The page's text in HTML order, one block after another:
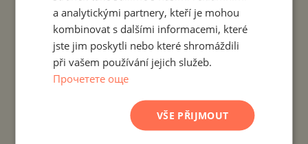
Поморие;
15-20 минути до летище Бургас;
близост до яхтени пристанища, плажове
съчетание от морска панорама, зелени
FRENCH
POLISH
CZECH
a analytickými partnery, kteří je mohou
kombinovat s dalšími informacemi, které
jste jim poskytli nebo které shromáždili
při vašem používání jejich služeb.
Прочетете още
VŠE PŘIJMOUT